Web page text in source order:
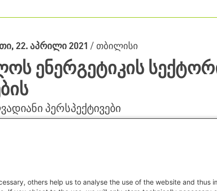
22. აპრილი 2021 / თბილისი
ენერგეტიკის
პერსპექტივები
others help us to analyse the use of the website and thus